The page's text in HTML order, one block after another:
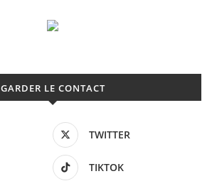
GARDER LE CONTACT
TWITTER
TIKTOK